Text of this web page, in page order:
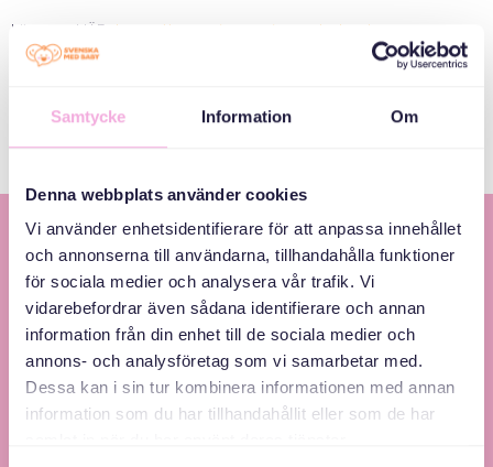
Samtycke Information Om
Denna webbplats använder cookies
Vi använder enhetsidentifierare för att anpassa innehållet
och annonserna till användarna, tillhandahålla funktioner
för sociala medier och analysera vår trafik. Vi
vidarebefordrar även sådana identifierare och annan
information från din enhet till de sociala medier och
annons- och analysföretag som vi samarbetar med.
Dessa kan i sin tur kombinera informationen med annan
information som du har tillhandahållit eller som de har
Läs mer HÄR: https://www.givasverige.se/nyhet/nya-
medlemmar-bidrar-till-ett-civilsamhalle-for-alla-aldrar/
Svenska med baby – Föräldraträffar för jämlikhet
och inkludering.